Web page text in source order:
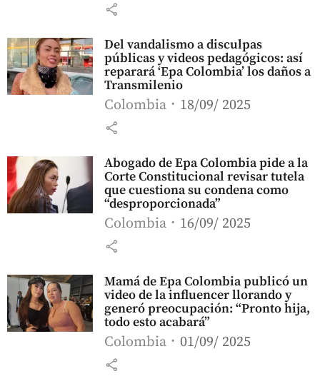
share
Del vandalismo a disculpas
públicas y videos pedagógicos: así
reparará ‘Epa Colombia’ los daños a
Transmilenio
Colombia 18/09/ 2025
share
Abogado de Epa Colombia pide a la
Corte Constitucional revisar tutela
que cuestiona su condena como
“desproporcionada”
Colombia 16/09/ 2025
share
Mamá de Epa Colombia publicó un
video de la influencer llorando y
generó preocupación: “Pronto hija,
todo esto acabará”
Colombia 01/09/ 2025
share